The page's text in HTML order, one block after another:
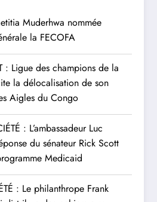
Muderhwa nommée
la FECOFA
: Ligue des champions de la
la délocalisation de son
Aigles du Congo
: L’ambassadeur Luc
du sénateur Rick Scott
Medicaid
: Le philanthrope Frank